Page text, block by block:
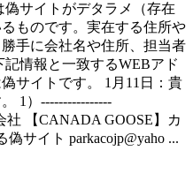
偽サイトがデタラメ（存在
ものです。実在する住所や
手に会社名や住所、担当者
情報と一致するWEBアド
サイトです。 1月11日：貴
1）----------------
社 【CANADA GOOSE】カ
サイト parkacojp@yaho ...